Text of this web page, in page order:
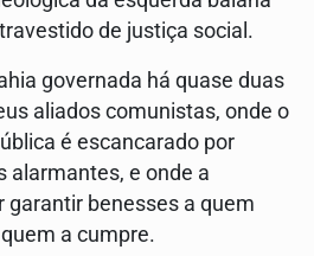
de justiça social.
governada há quase duas
aliados comunistas, onde o
é escancarado por
alarmantes, e onde a
garantir benesses a quem
a cumpre.